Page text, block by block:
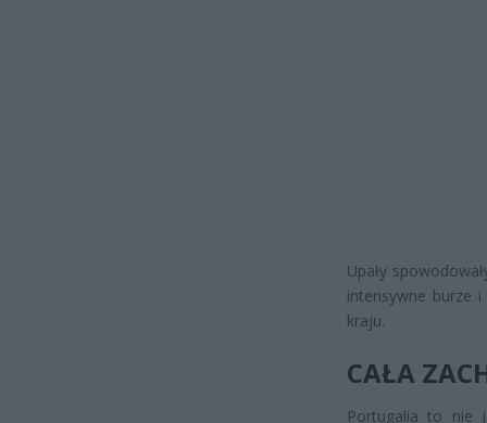
Upały
intensywne burze
kraju.
CAŁA
Portugalia to nie